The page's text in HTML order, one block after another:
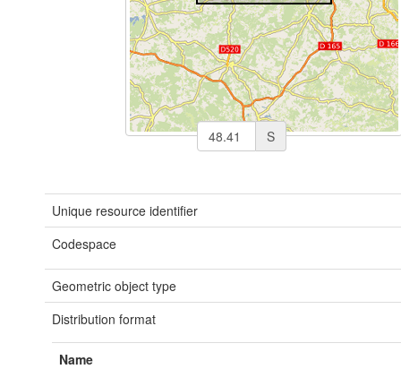
S
Unique resource identifier
Codespace
Geometric object type
Distribution format
Name